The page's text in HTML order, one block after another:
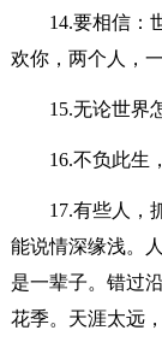
14.要相信：
欢你，两个人，一
15.无论世界
16.不负此生
17.有些人，
能说情深缘浅。
是一辈子。错过
花季。天涯太远